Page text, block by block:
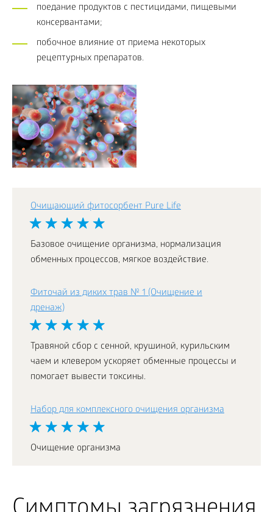
поедание продуктов с пестицидами, пищевыми
консервантами;
побочное влияние от приема некоторых
рецептурных препаратов.
Очищающий фитосорбент Pure Life
Базовое очищение организма, нормализация
обменных процессов, мягкое воздействие.
Фиточай из диких трав № 1 (Очищение и
дренаж)
Травяной сбор с сенной, крушиной, курильским
чаем и клевером ускоряет обменные процессы и
помогает вывести токсины.
Набор для комплексного очищения организма
Очищение организма